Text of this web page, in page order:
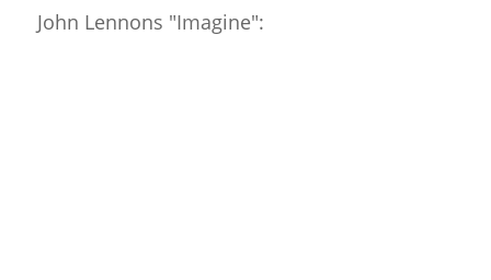
John Lennons "Imagine":